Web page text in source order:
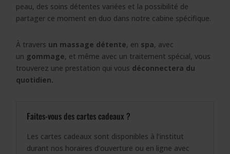
peau, des soins détentes variées et la possibilité de
partager ce moment en duo dans notre cabine spécifique.
À travers un massage détente, en spa, avec
un gommage, et même avec un traitement spécial, vous
trouverez une prestation qui vous déconnectera du
quotidien.
Faites-vous des cartes cadeaux ?
Les cartes cadeaux sont disponibles à l’institut
durant nos horaires d’ouverture ou en ligne avec